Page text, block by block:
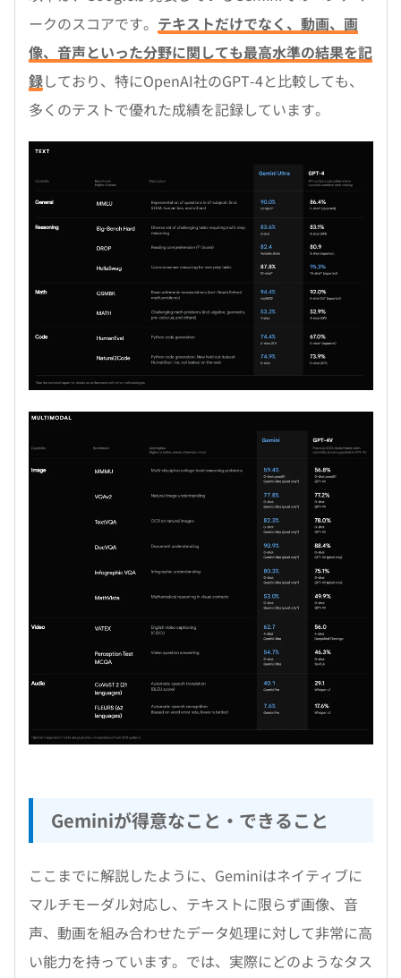
ークのスコアです。 テキストだけでなく、動画、画
像、音声といった分野に関しても最高水準の結果を記
録しており、特にOpenAI社のGPT-4と比較しても、
多くのテストで優れた成績を記録しています。
Geminiが得意なこと・できること
ここまでに解説したように、Geminiはネイティブに
マルチモーダル対応し、テキストに限らず画像、音
声、動画を組み合わせたデータ処理に対して非常に高
い能力を持っています。では、実際にどのようなタス